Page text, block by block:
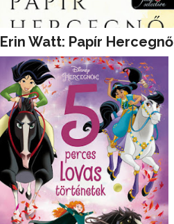
Erin Watt: Papír Hercegnő